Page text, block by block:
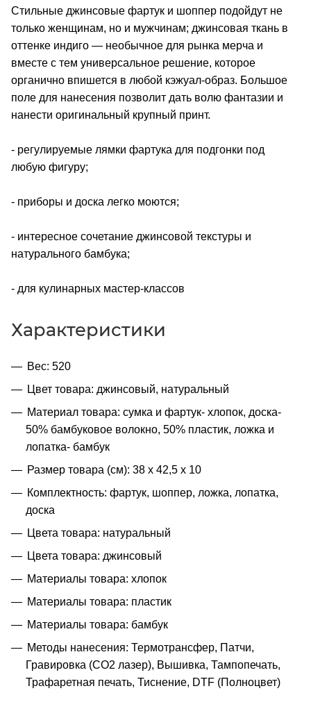
Стильные джинсовые фартук и шоппер подойдут не
только женщинам, но и мужчинам; джинсовая ткань в
оттенке индиго — необычное для рынка мерча и
вместе с тем универсальное решение, которое
органично впишется в любой кэжуал-образ. Большое
поле для нанесения позволит дать волю фантазии и
нанести оригинальный крупный принт.
- регулируемые лямки фартука для подгонки под
любую фигуру;
- приборы и доска легко моются;
- интересное сочетание джинсовой текстуры и
натурального бамбука;
- для кулинарных мастер-классов
Характеристики
Вес: 520
Цвет товара: джинсовый, натуральный
Материал товара: сумка и фартук- хлопок, доска-
50% бамбуковое волокно, 50% пластик, ложка и
лопатка- бамбук
Размер товара (см): 38 х 42,5 х 10
Комплектность: фартук, шоппер, ложка, лопатка,
доска
Цвета товара: натуральный
Цвета товара: джинсовый
Материалы товара: хлопок
Материалы товара: пластик
Материалы товара: бамбук
Методы нанесения: Термотрансфер, Патчи,
Гравировка (CO2 лазер), Вышивка, Тампопечать,
Трафаретная печать, Тиснение, DTF (Полноцвет)